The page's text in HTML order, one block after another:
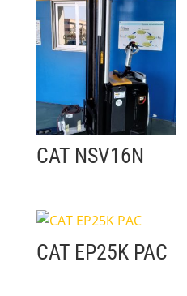
CAT NSV16N
CAT EP25K PAC